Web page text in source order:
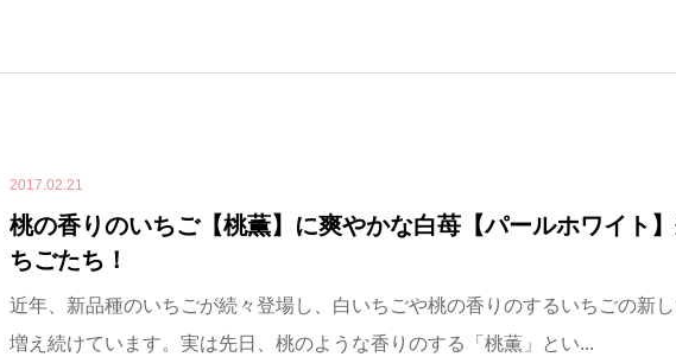
2017.02.21
桃の香りのいちご【桃薫】に爽やかな白苺【パールホワイト
ちごたち！
近年、新品種のいちごが続々登場し、白いちごや桃の香りのするいちごの新
増え続けています。実は先日、桃のような香りのする「桃薫」とい...